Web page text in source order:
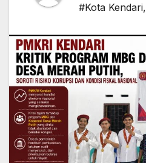
#Kota Kendari,